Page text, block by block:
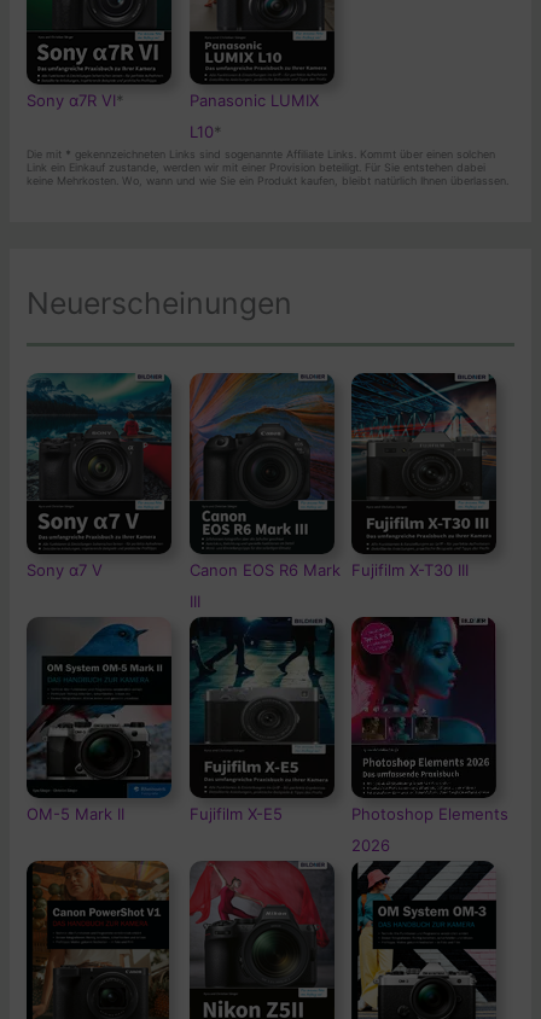
Sony α7R VI*
Panasonic LUMIX
L10*
Die mit * gekennzeichneten Links sind sogenannte Affiliate Links. Kommt über einen solchen
Link ein Einkauf zustande, werden wir mit einer Provision beteiligt. Für Sie entstehen dabei
keine Mehrkosten. Wo, wann und wie Sie ein Produkt kaufen, bleibt natürlich Ihnen überlassen.
Neuerscheinungen
Sony α7 V
Canon EOS R6 Mark
III
Fujifilm X-T30 III
OM-5 Mark II Fujifilm X-E5
Photoshop Elements
2026